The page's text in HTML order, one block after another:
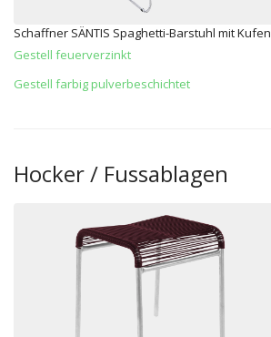
Schaffner SÄNTIS Spaghetti-Barstuhl mit Kufen
Gestell feuerverzinkt
Gestell farbig pulverbeschichtet
Hocker / Fussablagen